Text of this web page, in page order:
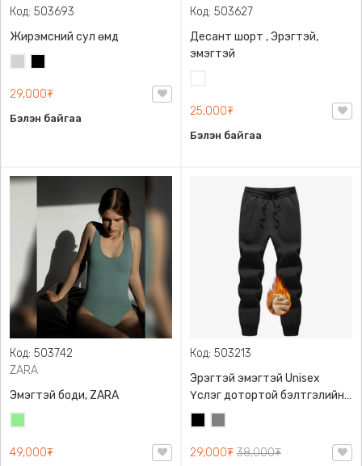
Код: 503693
Жирэмсний сул өмд
29,000₮
Бэлэн байгаа
Код: 503627
Десант шорт , Эрэгтэй,
эмэгтэй
25,000₮
Бэлэн байгаа
Код: 503742
ZARA
Эмэгтэй боди, ZARA
49,000₮
Код: 503213
Эрэгтэй эмэгтэй Unisex
Үслэг дотортой бэлтгэлийн
өмд,
29,000₮ 38,000₮